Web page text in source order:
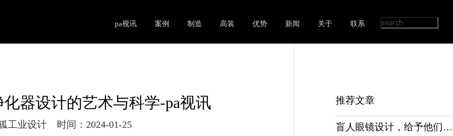
pa视讯 案例 制造 高装 优势 新闻 关于 联系
器设计的艺术与科学-pa视讯
工业设计 时间：2024-01-25
推荐文章
盲人眼镜设计，给予他们最渴望的光明！